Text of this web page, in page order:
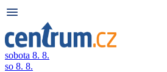
sobota 8. 8.
so 8. 8.